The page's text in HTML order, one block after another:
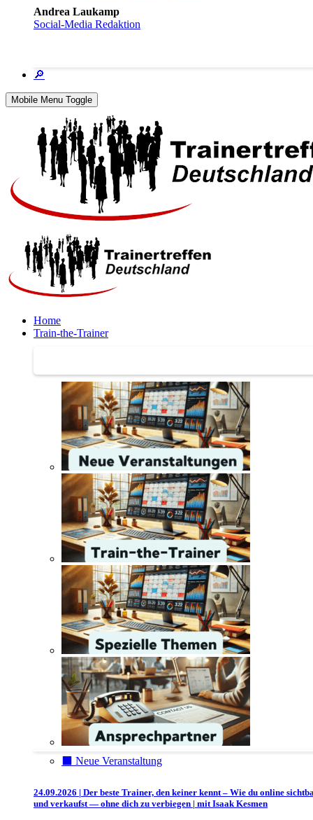
Andrea Laukamp
Social-Media Redaktion
🔎
Mobile Menu Toggle
Home
Train-the-Trainer
⬛️ Neue Veranstaltung
24.09.2026 | Der beste Trainer, den keiner kennt – Wie du online
und verkaufst — ohne dich zu verbiegen | mit Isaak Kesmen